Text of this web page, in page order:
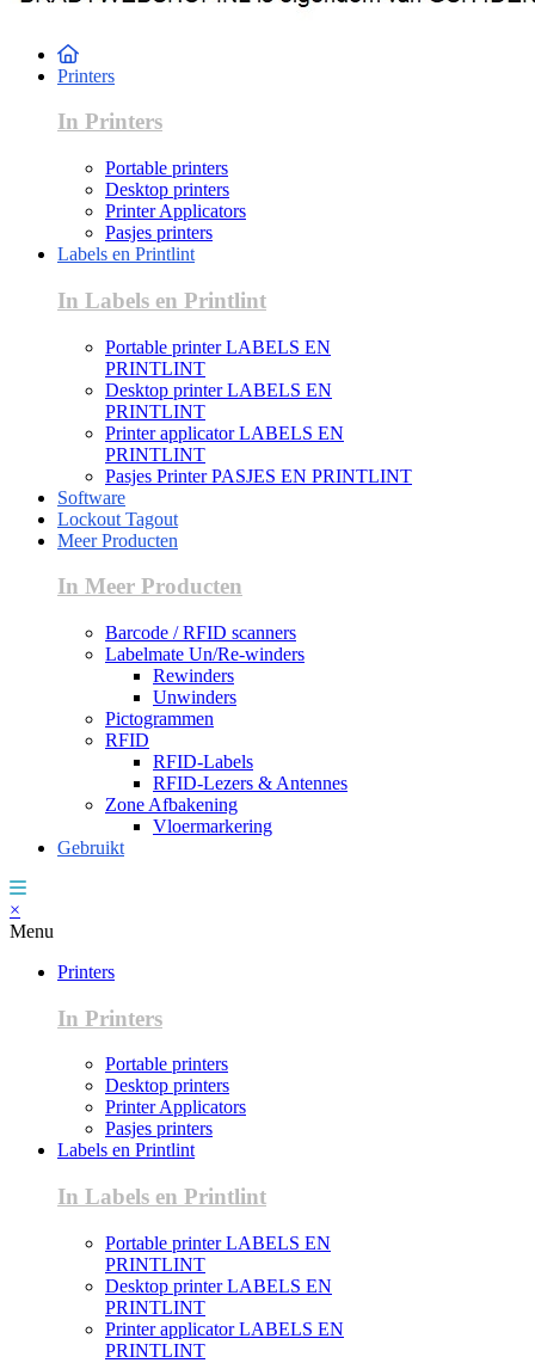
Printers
In Printers
Portable printers
Desktop printers
Printer Applicators
Pasjes printers
Labels en Printlint
In Labels en Printlint
Portable printer LABELS EN
PRINTLINT
Desktop printer LABELS EN
PRINTLINT
Printer applicator LABELS EN
PRINTLINT
Pasjes Printer PASJES EN PRINTLINT
Software
Lockout Tagout
Meer Producten
In Meer Producten
Barcode / RFID scanners
Labelmate Un/Re-winders
Rewinders
Unwinders
Pictogrammen
RFID
RFID-Labels
RFID-Lezers & Antennes
Zone Afbakening
Vloermarkering
Gebruikt
×
Menu
Printers
In Printers
Portable printers
Desktop printers
Printer Applicators
Pasjes printers
Labels en Printlint
In Labels en Printlint
Portable printer LABELS EN
PRINTLINT
Desktop printer LABELS EN
PRINTLINT
Printer applicator LABELS EN
PRINTLINT